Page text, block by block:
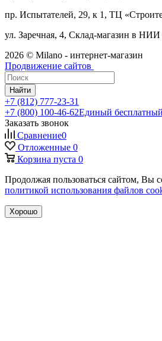
пр. Испытателей, 29, к 1, ТЦ
ул. Заречная, 4, Склад-магазин в
2026 © Milano - интернет-магазин
Продвижение сайтов
Найти
+7 (812) 777-23-31
+7 (800) 100-46-62Единый
Заказать звонок
Сравнение0
Отложенные 0
Корзина пуста 0
Продолжая пользоваться сайтом, Вы
политикой использования файлов
Хорошо